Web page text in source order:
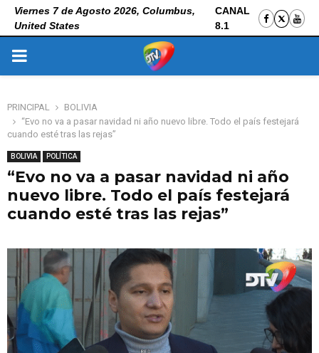
Viernes 7 de Agosto 2026, Columbus,
United States
CANAL
8.1
PRIMARY
PRINCIPAL
BOLIVIA
“Evo no va a pasar navidad ni año nuevo libre. Todo el país festejará
cuando esté tras las rejas”
BOLIVIA POLÍTICA
“Evo no va a pasar navidad ni año
nuevo libre. Todo el país festejará
cuando esté tras las rejas”